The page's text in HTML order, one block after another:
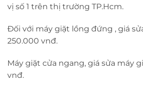
vị số 1 trên thị trường TP.Hcm.
Đối với máy giặt lồng đứng , giá
250.000 vnđ.
Máy giặt cửa ngang, giá sửa máy
vnđ.